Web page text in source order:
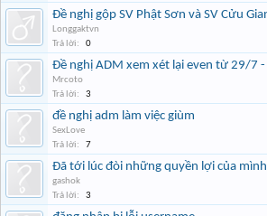
Đề nghị gộp SV Phật Sơn và SV Cửu
Longgaktvn
Trả lời:
0
Đề nghị ADM xem xét lại even từ 29/7
Mrcoto
Trả lời:
3
đề nghị adm làm việc giùm
SexLove
Trả lời:
7
Đã tới lúc đòi những quyền lợi của mình
gashok
Trả lời:
3